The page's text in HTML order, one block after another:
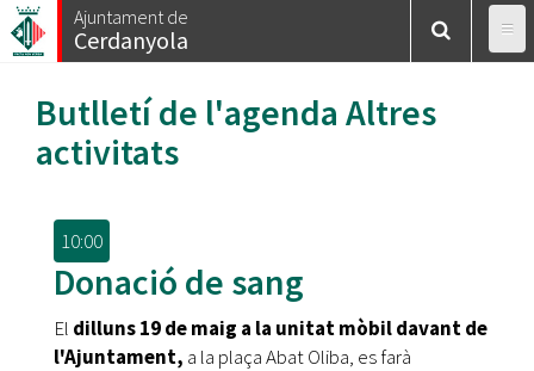
Vés
al
Ajuntament de
Cerdanyola
Butlletí de l'agenda Altres
activitats
10:00
Donació de sang
El dilluns 19 de maig a la unitat mòbil davant de
l'Ajuntament, a la plaça Abat Oliba, es farà